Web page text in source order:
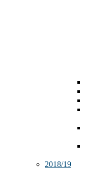
2018/19